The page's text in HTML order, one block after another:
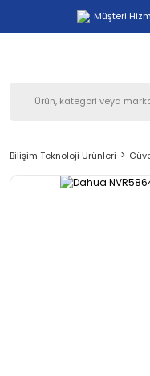
Müşteri
Bilişim Teknoloji Ürünleri